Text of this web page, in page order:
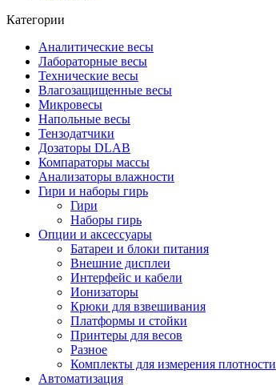
Категории
Аналитические весы
Лабораторные весы
Технические весы
Влагозащищенные весы
Микровесы
Напольные весы
Тензодатчики
Дозаторы DLAB
Компараторы массы
Анализаторы влажности
Гири и наборы гирь
Гири
Наборы гирь
Опции и аксессуары
Батареи и блоки питания
Внешние дисплеи
Интерфейс и кабели
Ионизаторы
Крюки для взвешивания
Платформы и стойки
Принтеры для весов
Разное
Комплекты для измерения плотности
Автоматизация